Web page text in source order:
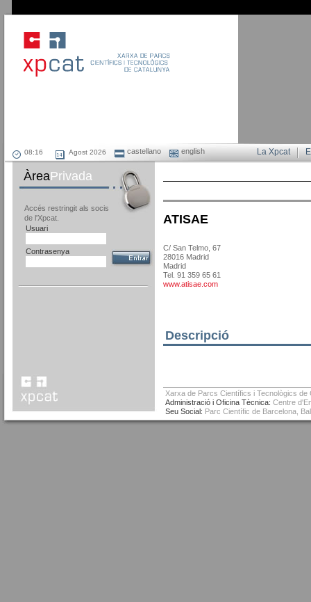
Agost 2026 castellano english La Xpcat
ÀreaPrivada
Accés restringit als socis
de l'Xpcat.
Usuari
Contrasenya
ATISAE
C/ San Telmo, 67
28016 Madrid
Madrid
Tel. 91 359 65 61
www.atisae.com
Descripció
Xarxa de Parcs Científics i Tecnològics
Administració i Oficina Tècnica: Centre
Seu Social: Parc Científic de Barcelona,